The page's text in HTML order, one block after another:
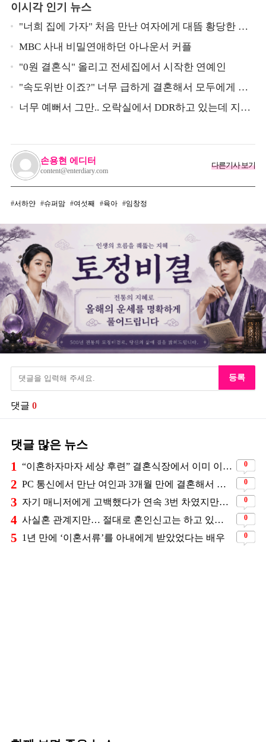
이시각 인기 뉴스
"너희 집에 가자" 처음 만난 여자에게 대뜸 황당한 요
구 했다는 MBC 아나운서
MBC 사내 비밀연애하던 아나운서 커플
"0원 결혼식" 올리고 전세집에서 시작한 연예인
"속도위반 이죠?" 너무 급하게 결혼해서 모두에게 의
심 받았던 스타
너무 예뻐서 그만.. 오락실에서 DDR하고 있는데 지나
손용현 에디터
content@enterdiary.com
다른기사 보기
서하얀 슈퍼맘 여섯째 육아 임창정
등록
댓글 0
댓글 많은 뉴스
1 “이혼하자마자 세상 후련” 결혼식장에서 이미 이혼을 직감했었다는 배우 0
2 PC 통신에서 만난 여인과 3개월 만에 결혼해서 잘 살고 있는 배우 0
3 자기 매니저에게 고백했다가 연속 3번 차였지만… 결국 결혼에 성공한 배우 0
4 사실혼 관계지만… 절대로 혼인신고는 하고 있지 않다는 배우 0
5 1년 만에 ‘이혼서류’를 아내에게 받았었다는 배우 0